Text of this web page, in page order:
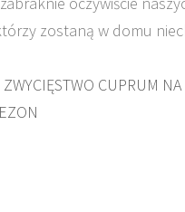
zostaną w domu
CUPRUM NA